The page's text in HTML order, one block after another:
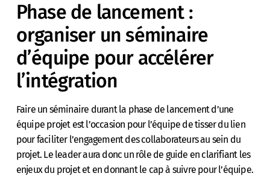
Phase de lancement :
organiser un séminaire
d’équipe pour accélérer
l’intégration
Faire un séminaire durant la phase de lancement d’une
équipe projet est l’occasion pour l’équipe de tisser du lien
pour faciliter l’engagement des collaborateurs au sein du
projet. Le leader aura donc un rôle de guide en clarifiant les
enjeux du projet et en donnant le cap à suivre pour l’équipe.